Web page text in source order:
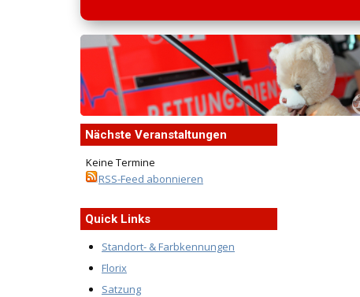
Nächste Veranstaltungen
Keine Termine
RSS-Feed abonnieren
Quick Links
Standort- & Farbkennungen
Florix
Satzung